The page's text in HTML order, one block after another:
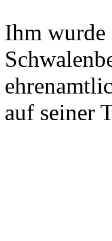
Ihm wurde
auf seiner